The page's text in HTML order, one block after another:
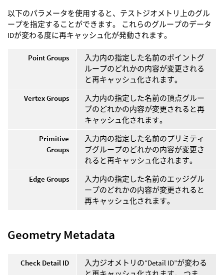
以下のパラメータを使用すると、テストジオメトリ上のグル
ープを指定することができます。 これらのグループのデータ
IDが変わる度に再キャッシュ化が発動されます。
Point Groups
入力内の指定した名前のポイントグ
ループのどれかの内容が変更される
と再キャッシュ化されます。
Vertex Groups
入力内の指定した名前の頂点グルー
プのどれかの内容が変更されると再
キャッシュ化されます。
Primitive
Groups
入力内の指定した名前のプリミティ
ブグループのどれかの内容が変更さ
れると再キャッシュ化されます。
Edge Groups
入力内の指定した名前のエッジグル
ープのどれかの内容が変更されると
再キャッシュ化されます。
Geometry Metadata
Check Detail ID
入力ジオメトリの“Detail ID”が変わる